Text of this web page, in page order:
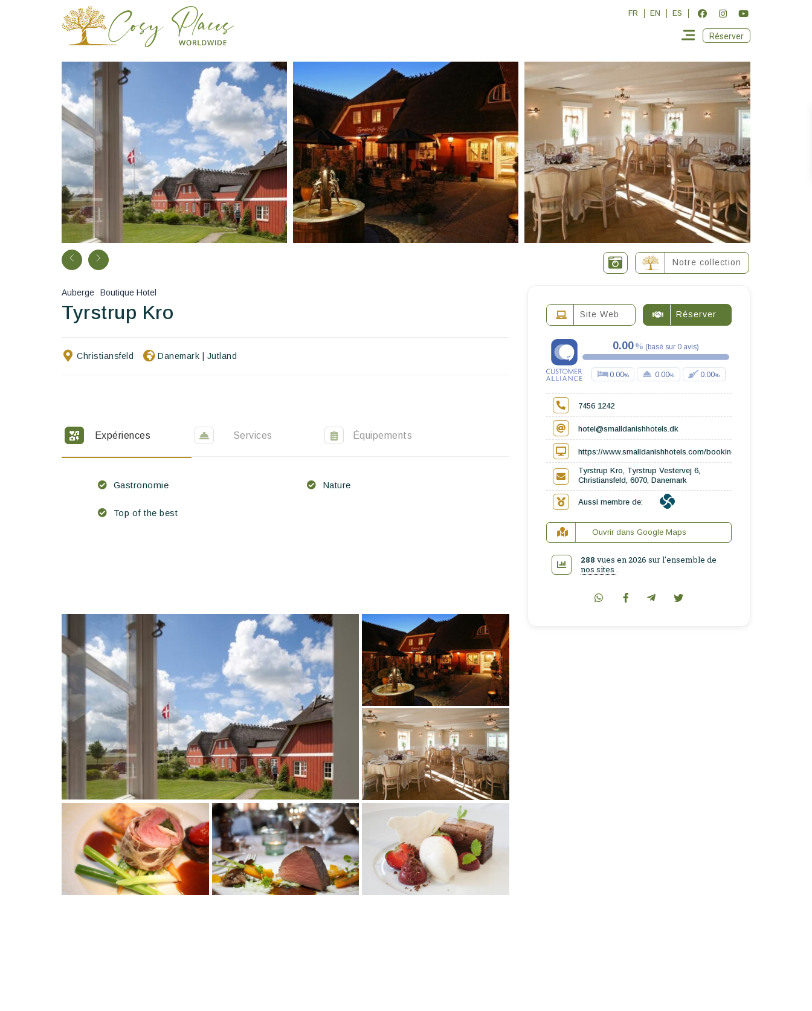
Les séjours à thème
Ecrivez-nous
FR EN ES
Réserver
Notre collection
Auberge Boutique Hotel
Tyrstrup Kro
Christiansfeld Danemark Jutland
Expériences Services Équipements
Gastronomie Nature
Top of the best
Site Web Réserver
0.00 (basé sur 0 avis)
0.00 0.00 0.00
7456 1242
hotel@smalldanishhotels.dk
https://www.smalldanishhotels.com/booking/tyrstrup-kro/
Tyrstrup Kro, Tyrstrup Vestervej 6,
Christiansfeld, 6070, Danemark
Aussi membre de:
Ouvrir dans Google Maps
288 vues en 2026 sur l'ensemble de
nos sites .